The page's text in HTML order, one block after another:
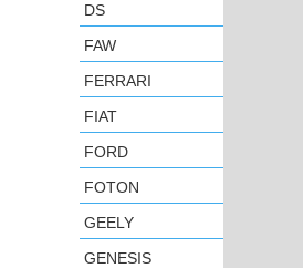
DS
FAW
FERRARI
FIAT
FORD
FOTON
GEELY
GENESIS